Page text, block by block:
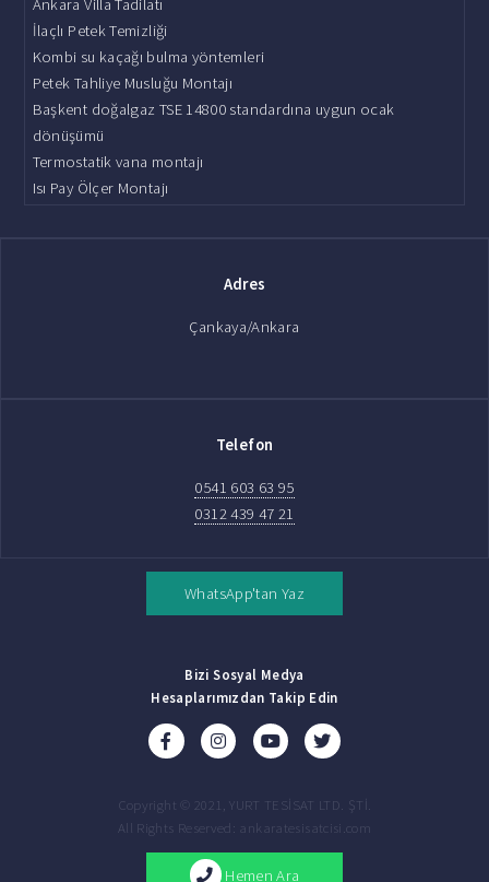
Ankara Villa Tadilatı
İlaçlı Petek Temizliği
Kombi su kaçağı bulma yöntemleri
Petek Tahliye Musluğu Montajı
Başkent doğalgaz TSE 14800 standardına uygun ocak
dönüşümü
Termostatik vana montajı
Isı Pay Ölçer Montajı
Adres
Çankaya/Ankara
Telefon
0541 603 63 95
0312 439 47 21
WhatsApp'tan Yaz
Bizi Sosyal Medya
Hesaplarımızdan Takip Edin
Copyright © 2021, YURT TESİSAT LTD. ŞTİ.
All Rights Reserved: ankaratesisatcisi.com
Hemen Ara